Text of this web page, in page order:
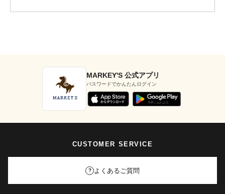
MARKEY'S 公式アプリ
パスワードでかんたんログイン
CUSTOMER SERVICE
? よくあるご質問